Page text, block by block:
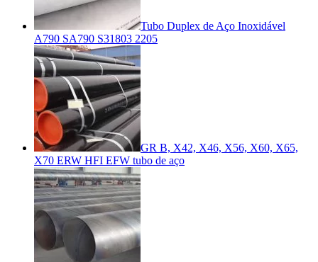
Tubo Duplex de Aço Inoxidável
A790 SA790 S31803 2205
GR B, X42, X46, X56, X60, X65,
X70 ERW HFI EFW tubo de aço